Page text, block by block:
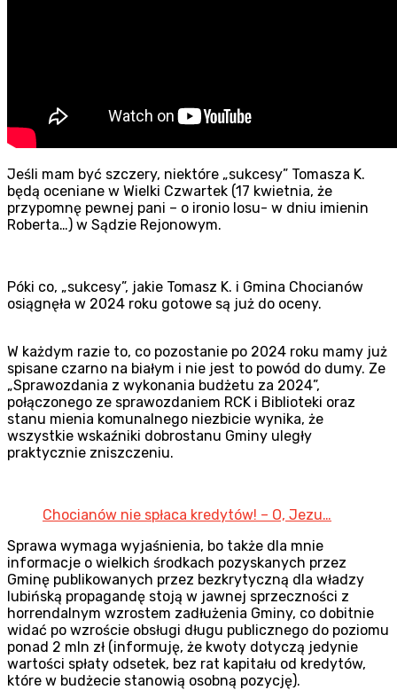
Jeśli mam być szczery, niektóre „sukcesy” Tomasza K.
będą oceniane w Wielki Czwartek (17 kwietnia, że
przypomnę pewnej pani – o ironio losu- w dniu imienin
Roberta…) w Sądzie Rejonowym.
Póki co, „sukcesy”, jakie Tomasz K. i Gmina Chocianów
osiągnęła w 2024 roku gotowe są już do oceny.
W każdym razie to, co pozostanie po 2024 roku mamy już
spisane czarno na białym i nie jest to powód do dumy. Ze
„Sprawozdania z wykonania budżetu za 2024”,
połączonego ze sprawozdaniem RCK i Biblioteki oraz
stanu mienia komunalnego niezbicie wynika, że
wszystkie wskaźniki dobrostanu Gminy uległy
praktycznie zniszczeniu.
Chocianów nie spłaca kredytów! – O, Jezu…
Sprawa wymaga wyjaśnienia, bo także dla mnie
informacje o wielkich środkach pozyskanych przez
Gminę publikowanych przez bezkrytyczną dla władzy
lubińską propagandę stoją w jawnej sprzeczności z
horrendalnym wzrostem zadłużenia Gminy, co dobitnie
widać po wzroście obsługi długu publicznego do poziomu
ponad 2 mln zł (informuję, że kwoty dotyczą jedynie
wartości spłaty odsetek, bez rat kapitału od kredytów,
które w budżecie stanowią osobną pozycję).